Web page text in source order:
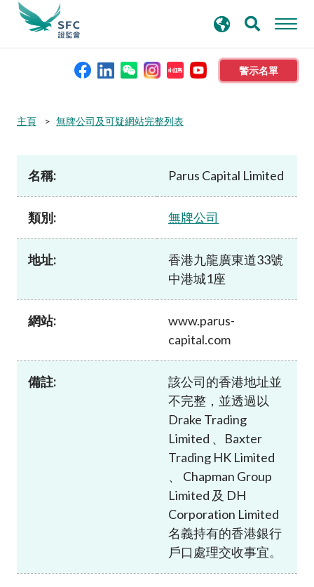
警示名單
本會簡介
規則及標準
資料庫
加入本會
尋
主頁 無牌公司及可疑網站完整列表
名稱: Parus Capital Limited
類別: 無牌公司
地址:
香港九龍廣東道33號
中港城1座
網站:
www.parus-
capital.com
備註:
該公司的香港地址並
不完整，並透過以
Drake Trading
Limited 、Baxter
Trading HK Limited
、 Chapman Group
Limited 及 DH
Corporation Limited
名義持有的香港銀行
戶口處理交收事宜。